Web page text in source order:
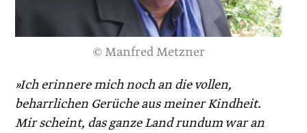
© Manfred Metzner
»Ich erinnere mich noch an die vollen,
beharrlichen Gerüche aus meiner Kindheit.
Mir scheint, das ganze Land rundum war an